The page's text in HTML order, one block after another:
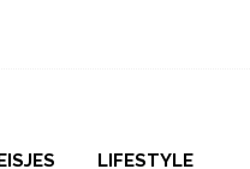
LIFESTYLE